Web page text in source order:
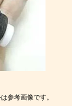
参考画像です。